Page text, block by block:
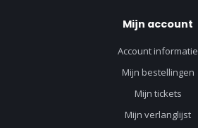
Mijn account
Account informatie
Mijn bestellingen
Mijn tickets
Mijn verlanglijst